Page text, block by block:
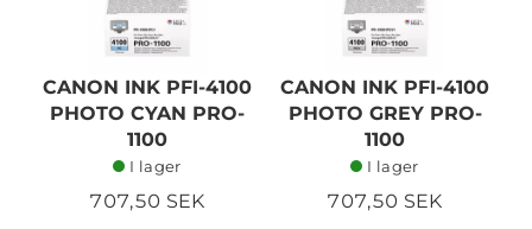
CANON INK PFI-4100
PHOTO CYAN PRO-
1100
I lager
707,50 SEK
CANON INK PFI-4100
PHOTO GREY PRO-
1100
I lager
707,50 SEK